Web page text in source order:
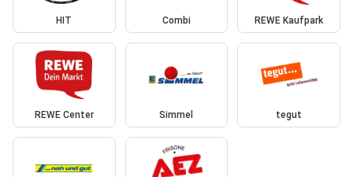
HIT Combi REWE Kaufpark
REWE Center Simmel tegut